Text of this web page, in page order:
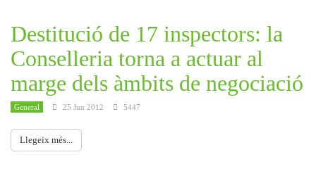
Destitució de 17 inspectors: la
Conselleria torna a actuar al
marge dels àmbits de negociació
General 25 Jun 2012 5447
Llegeix més...